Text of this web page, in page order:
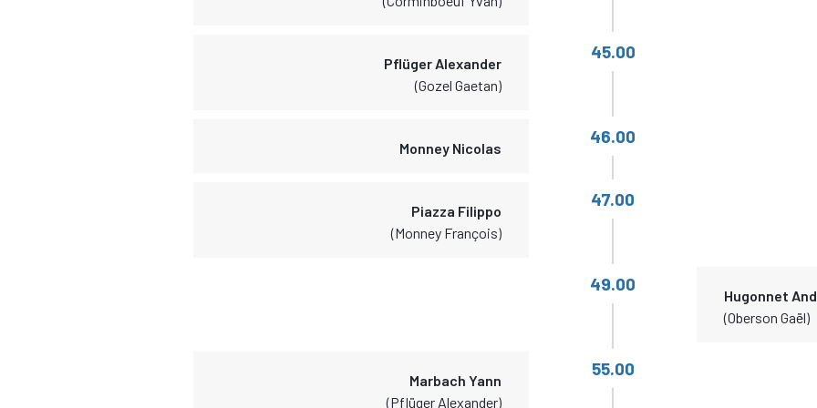
Pflüger Alexander
(Gozel Gaetan)
45.00
Monney Nicolas
46.00
Piazza Filippo
(Monney François)
47.00
49.00
Hugonnet
(Oberson Gaël)
Marbach Yann
(Pflüger Alexander)
55.00